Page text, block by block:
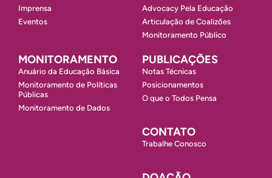
Imprensa
Eventos
Advocacy Pela Educação
Articulação de Coalizões
Monitoramento Público
MONITORAMENTO
Anuário da Educação Básica
Monitoramento de Políticas
Públicas
Monitoramento de Dados
PUBLICAÇÕES
Notas Técnicas
Posicionamentos
O que o Todos Pensa
CONTATO
Trabalhe Conosco